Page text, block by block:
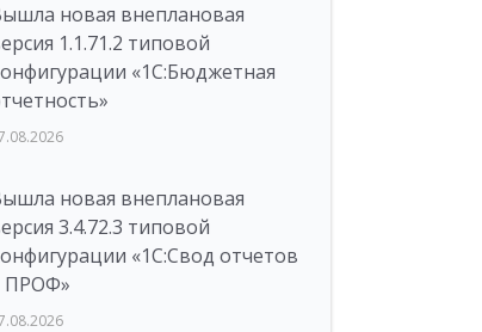
новая внеплановая
1.1.71.2 типовой
«1C:Бюджетная
новая внеплановая
3.4.72.3 типовой
«1C:Свод отчетов
ПРОФ»